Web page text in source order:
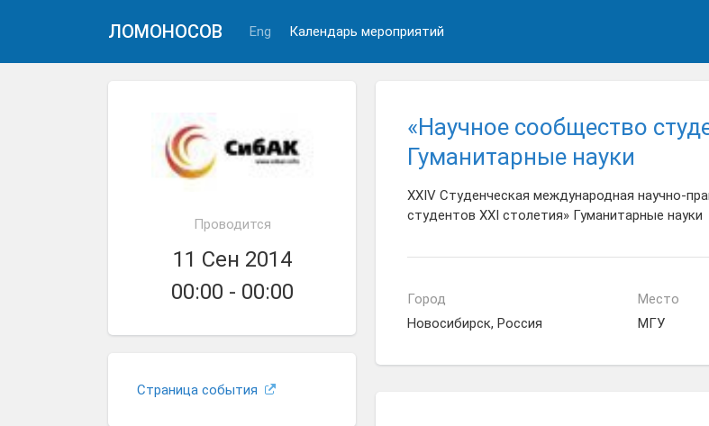
ЛОМОНОСОВ Eng Календарь мероприятий
Проводится
11 Сен 2014
00:00 - 00:00
Страница события
«Научное сообщество
Гуманитарные науки
XXIV Студенческая международная научно-
студентов XXI столетия» Гуманитарные науки
Город
Новосибирск, Россия
Место
МГУ